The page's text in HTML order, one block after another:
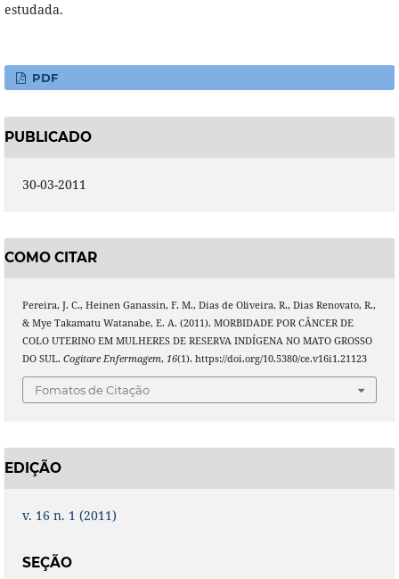
estudada.
PDF
PUBLICADO
30-03-2011
COMO CITAR
Pereira, J. C., Heinen Ganassin, F. M., Dias de Oliveira, R., Dias Renovato, R.,
& Mye Takamatu Watanabe, E. A. (2011). MORBIDADE POR CÂNCER DE
COLO UTERINO EM MULHERES DE RESERVA INDÍGENA NO MATO GROSSO
DO SUL. Cogitare Enfermagem, 16(1). https://doi.org/10.5380/ce.v16i1.21123
Fomatos de Citação
EDIÇÃO
v. 16 n. 1 (2011)
SEÇÃO